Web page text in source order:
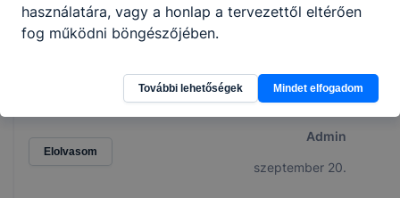
Az 5 éves technikusi képzés a Pollákban
Az 5 éves technikusi képzés a Pollákban
Elolvasom
Admin
szeptember 20.
használatára, vagy a honlap a tervezettől eltérően
fog működni böngészőjében.
További lehetőségek Mindet elfogadom